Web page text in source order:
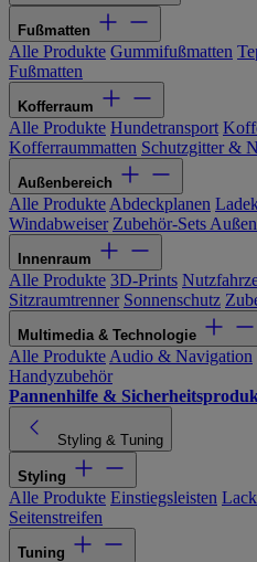
Fußmatten
Alle Produkte Gummifußmatten
Fußmatten
Kofferraum
Alle Produkte Hundetransport
Kofferraummatten Schutzgitter &
Außenbereich
Alle Produkte Abdeckplanen
Windabweiser Zubehör-Sets
Innenraum
Alle Produkte 3D-Prints
Sitzraumtrenner Sonnenschutz
Multimedia & Technologie
Alle Produkte Audio & Navigation
Handyzubehör
Pannenhilfe &
Styling & Tuning
Styling
Alle Produkte Einstiegsleisten
Seitenstreifen
Tuning